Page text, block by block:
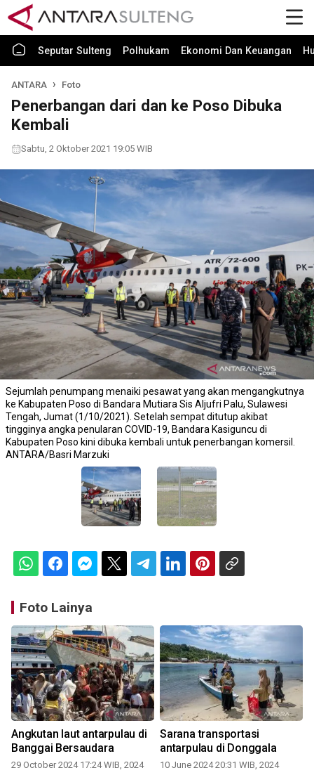
Seputar Sulteng Polhukam Ekonomi Dan Keuangan
ANTARA Foto
Penerbangan dari dan ke Poso Dibuka
Kembali
Sabtu, 2 Oktober 2021 19:05 WIB
Sejumlah penumpang menaiki pesawat yang akan mengangkutnya
ke Kabupaten Poso di Bandara Mutiara Sis Aljufri Palu, Sulawesi
Tengah, Jumat (1/10/2021). Setelah sempat ditutup akibat
tingginya angka penularan COVID-19, Bandara Kasiguncu di
Kabupaten Poso kini dibuka kembali untuk penerbangan komersil.
ANTARA/Basri Marzuki
Foto Lainya
Angkutan laut antarpulau di
Banggai Bersaudara
29 October 2024 17:24 WIB, 2024
Sarana transportasi
antarpulau di Donggala
10 June 2024 20:31 WIB, 2024